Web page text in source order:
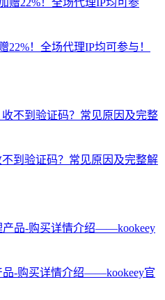
22%！全场代理IP均可参与！
不到验证码？常见原因及完整解
品-购买详情介绍——kookeey官